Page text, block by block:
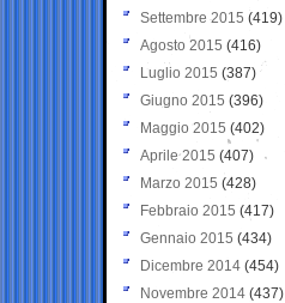
Settembre 2015 (419)
Agosto 2015 (416)
Luglio 2015 (387)
Giugno 2015 (396)
Maggio 2015 (402)
Aprile 2015 (407)
Marzo 2015 (428)
Febbraio 2015 (417)
Gennaio 2015 (434)
Dicembre 2014 (454)
Novembre 2014 (437)